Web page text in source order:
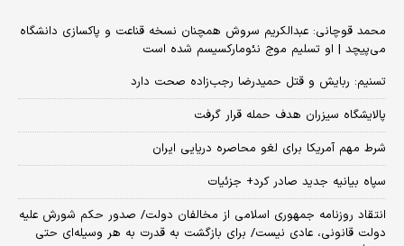
محمد قوچانی: عبدالکریم سروش همچنان نسخه قناعت و پاکسازی دانشگاه
می‌پیچد | او تسلیم موج نئومارکسیسم شده است
تسنیم: ربایش و قتل حمیدرضا رجب‌زاده صحت دارد
پالایشگاه سیزران هدف حمله قرار گرفت
شرط مهم آمریکا برای لغو محاصره دریایی ایران
سپاه بیانیه جدید صادر کرد+ جزئیات
انتقاد روزنامه جمهوری اسلامی از مخالفان دولت/ صدور حکم شورش علیه
دولت قانونی، عادی نیست/ برای بازگشت به قدرت به هر وسیله‌ای حتی